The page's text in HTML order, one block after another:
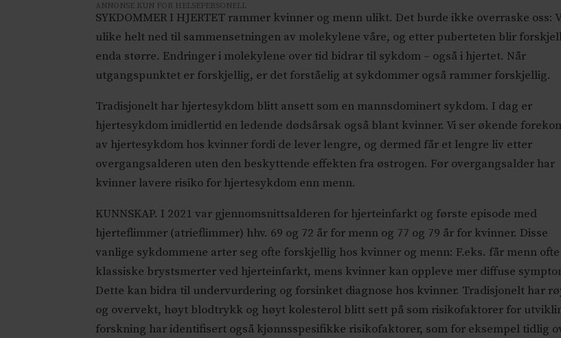
ANNONSE KUN FOR HELSEPERSONELL
SYKDOMMER I HJERTET rammer kvinner og menn ulikt. Det burde ikke overraske oss:
ulike helt ned til sammensetningen av molekylene våre, og etter puberteten blir
enda større. Endringer i molekylene over tid bidrar til sykdom – også i hjertet. Når
utgangspunktet er forskjellig, er det forståelig at sykdommer også rammer forskjellig.
Tradisjonelt har hjertesykdom blitt ansett som en mannsdominert sykdom. I dag er
hjertesykdom imidlertid en ledende dødsårsak også blant kvinner. Vi ser økende
av hjertesykdom hos kvinner fordi de lever lengre, og dermed får et lengre liv etter
overgangsalderen uten den beskyttende effekten fra østrogen. Før overgangsalder har
kvinner lavere risiko for hjertesykdom enn menn.
KUNNSKAP. I 2021 var gjennomsnittsalderen for hjerteinfarkt og første episode med
hjerteflimmer (atrieflimmer) hhv. 69 og 72 år for menn og 77 og 79 år for kvinner. Disse
vanlige sykdommene arter seg ofte forskjellig hos kvinner og menn: F.eks. får menn ofte
klassiske brystsmerter ved hjerteinfarkt, mens kvinner kan oppleve mer diffuse
Dette kan bidra til undervurdering og forsinket diagnose hos kvinner. Tradisjonelt har
og overvekt, høyt blodtrykk og høyt kolesterol blitt sett på som risikofaktorer for
forskning har identifisert også kjønnsspesifikke risikofaktorer, som for eksempel tidlig